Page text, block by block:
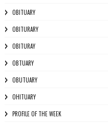
OBITUARY
OBITURARY
OBITURAY
OBTUARY
OBUTUARY
OHITUARY
PROFILE OF THE WEEK